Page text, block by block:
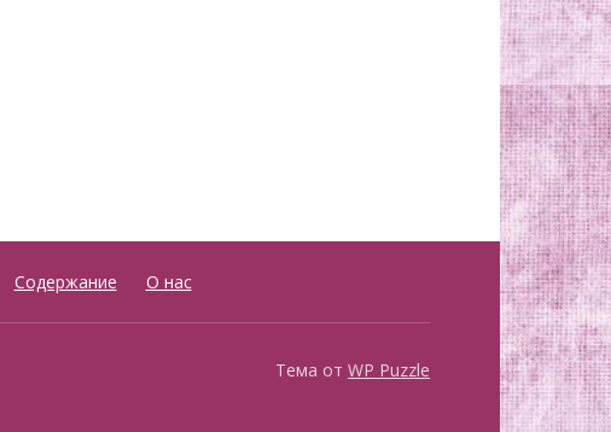
Содержание О нас
Тема от WP Puzzle